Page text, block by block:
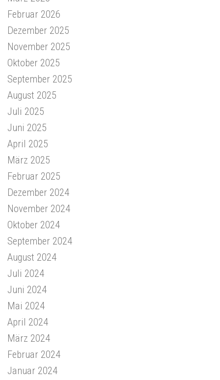
Februar 2026
Dezember 2025
November 2025
Oktober 2025
September 2025
August 2025
Juli 2025
Juni 2025
April 2025
März 2025
Februar 2025
Dezember 2024
November 2024
Oktober 2024
September 2024
August 2024
Juli 2024
Juni 2024
Mai 2024
April 2024
März 2024
Februar 2024
Januar 2024